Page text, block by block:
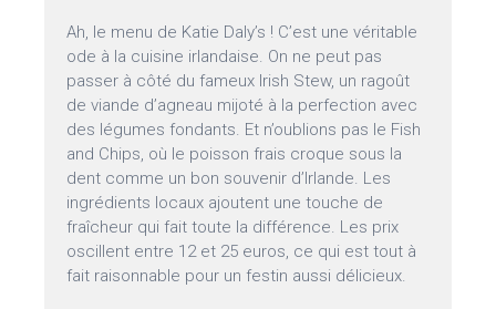
Ah, le menu de Katie Daly’s ! C’est une véritable
ode à la cuisine irlandaise. On ne peut pas
passer à côté du fameux Irish Stew, un ragoût
de viande d’agneau mijoté à la perfection avec
des légumes fondants. Et n’oublions pas le Fish
and Chips, où le poisson frais croque sous la
dent comme un bon souvenir d’Irlande. Les
ingrédients locaux ajoutent une touche de
fraîcheur qui fait toute la différence. Les prix
oscillent entre 12 et 25 euros, ce qui est tout à
fait raisonnable pour un festin aussi délicieux.